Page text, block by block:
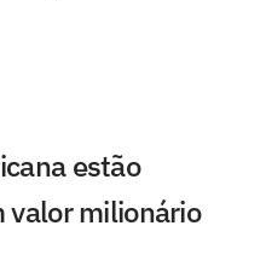
estão
valor milionário